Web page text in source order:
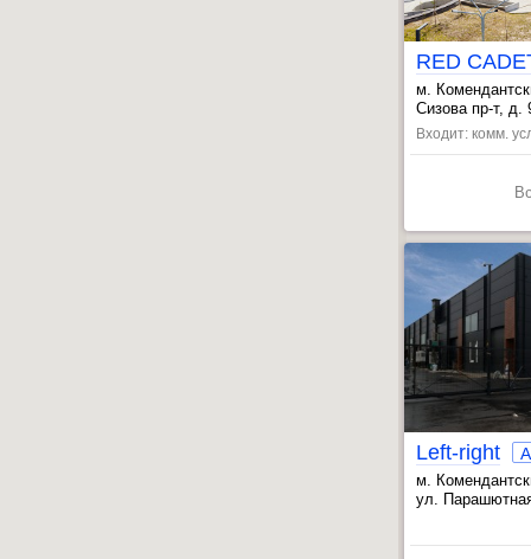
м.
, Старая
, Пионерская
Сизова пр-т, д.
Входит: комм.
Left-right A
м.
, Пионерская
ул.